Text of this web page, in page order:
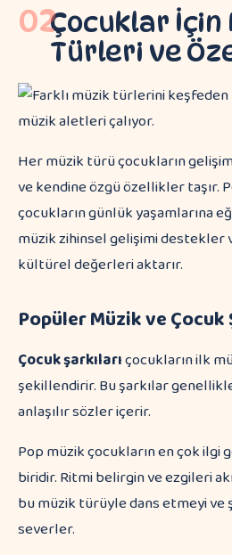
02Çocuklar İçin
Türleri ve
Her müzik türü çocukların
ve kendine özgü özellikler taşır.
çocukların günlük yaşamlarına
müzik zihinsel gelişimi
kültürel değerleri aktarır.
Popüler Müzik ve Çocuk
Çocuk şarkılarıçocukların ilk
şekillendirir. Bu şarkılar
anlaşılır sözler içerir.
Pop müzik çocukların en çok
biridir. Ritmi belirgin ve ezgileri
bu müzik türüyle dans etmeyi ve
severler.